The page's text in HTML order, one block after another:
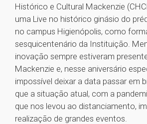
Histórico e Cultural Mackenzie
uma Live no histórico ginásio do
no campus Higienópolis, como
sesquicentenário da Instituição.
inovação sempre estiveram
Mackenzie e, nesse aniversário
impossível deixar a data passar em
que a situação atual, com a
que nos levou ao distanciamento,
realização de grandes eventos.